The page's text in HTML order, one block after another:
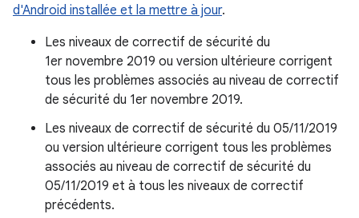
d'Android installée et la mettre à jour.
Les niveaux de correctif de sécurité du
1er novembre 2019 ou version ultérieure corrigent
tous les problèmes associés au niveau de correctif
de sécurité du 1er novembre 2019.
Les niveaux de correctif de sécurité du 05/11/2019
ou version ultérieure corrigent tous les problèmes
associés au niveau de correctif de sécurité du
05/11/2019 et à tous les niveaux de correctif
précédents.